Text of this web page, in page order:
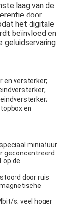
laag van de
door
het digitale
beïnvloed en
geluidservaring
en versterker;
eindversterker;
en
miniatuur
geconcentreerd
op de
door ruis
s, veel hoger